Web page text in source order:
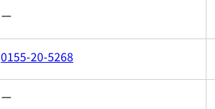
ー
0155-20-5268
ー